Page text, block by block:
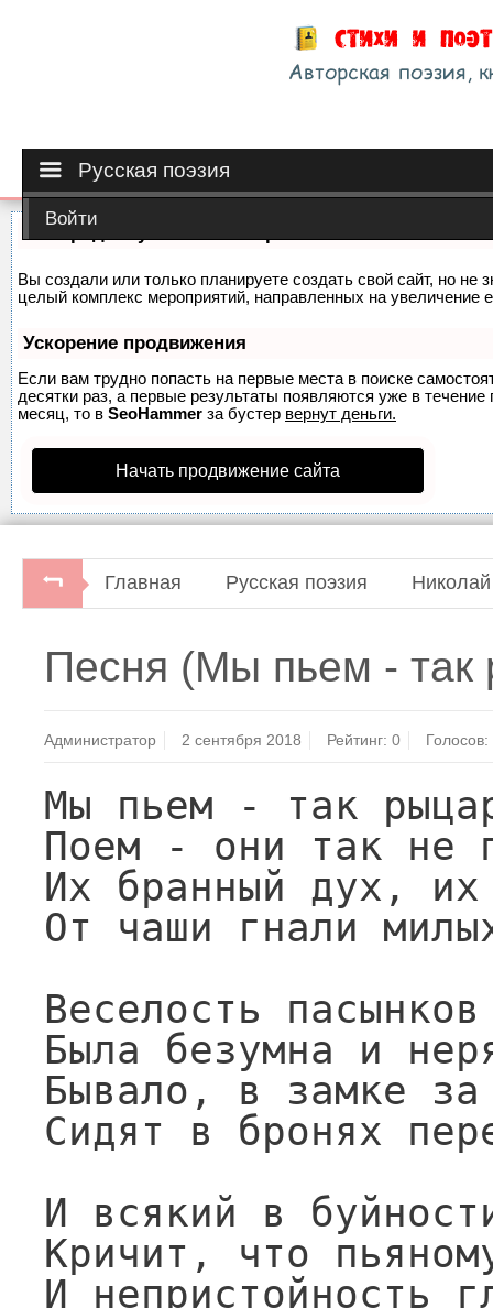
Русская поэзия
Войти
Вы создали или только планируете создать свой сайт, но не
целый комплекс мероприятий, направленных на увеличение
Ускорение продвижения
Если вам трудно попасть на первые места в поиске
десятки раз, а первые результаты появляются уже в
месяц, то в SeoHammer за бустер вернут деньги.
Начать продвижение сайта
Главная Русская поэзия
Ленинград: Советский писатель, 1964.
Песня (Мы пьем - так
Администратор 2 сентября 2018 Рейтинг:0 Голосов:
Мы пьем - так
Поем - они так не
Их бранный дух, их
От чаши гнали
Веселость
Была безумна и
Бывало, в замке за
Сидят в бронях
И всякий в
Кричит, что
И непристойность